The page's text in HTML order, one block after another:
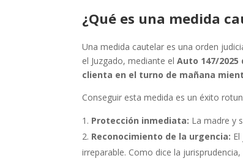
¿Qué es una medida
Una medida cautelar es una orden
el Juzgado, mediante elAuto 147/
clienta en el turno de mañana
Conseguir esta medida es un éxito
Protección inmediata: La madre y
Reconocimiento de la urgencia:
irreparable. Como dice la jurisprudencia,